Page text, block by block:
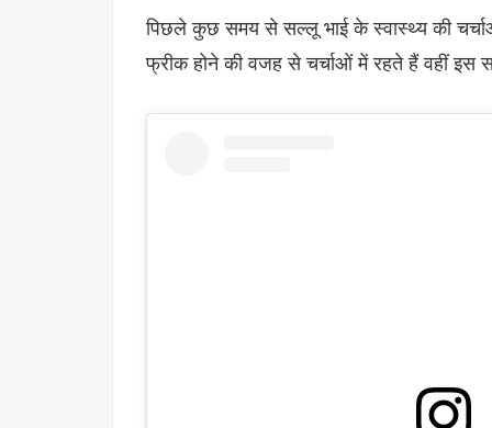
पिछले कुछ समय से सल्लू भाई के स्वास्थ्य की
फ्रीक होने की वजह से चर्चाओं में रहते हैं वहीं